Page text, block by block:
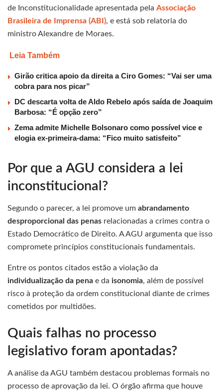
de Inconstitucionalidade apresentada pela Associação
Brasileira de Imprensa (ABI), e está sob relatoria do
ministro Alexandre de Moraes.
Leia Também
Girão critica apoio da direita a Ciro Gomes: “Vai ser uma
cobra para nos picar”
DC descarta volta de Aldo Rebelo após saída de Joaquim
Barbosa: “É opção zero”
Zema admite Michelle Bolsonaro como possível vice e
elogia ex-primeira-dama: “Fico muito satisfeito”
Por que a AGU considera a lei
inconstitucional?
Segundo o parecer, a lei promove um abrandamento
desproporcional das penas relacionadas a crimes contra o
Estado Democrático de Direito. A AGU argumenta que isso
compromete princípios constitucionais fundamentais.
Entre os pontos citados estão a violação da
individualização da pena e da isonomia, além de possível
risco à proteção da ordem constitucional diante de crimes
cometidos por multidões.
Quais falhas no processo
legislativo foram apontadas?
A análise da AGU também destacou problemas formais no
processo de aprovação da lei. O órgão afirma que houve